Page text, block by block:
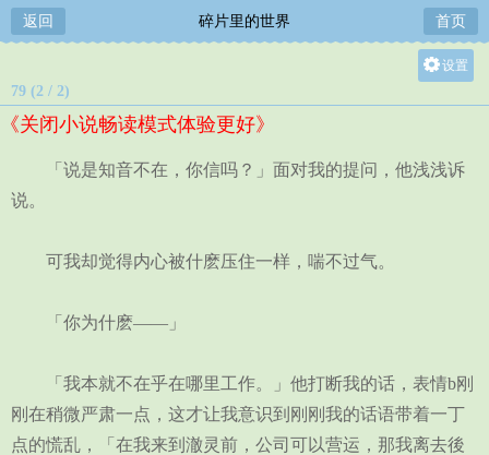
返回 碎片里的世界 首页
设置
中
79 (2 / 2)
《关闭小说畅读模式体验更好》
「说是知音不在，你信吗？」面对我的提问，他浅浅诉
说。
可我却觉得内心被什麽压住一样，喘不过气。
「你为什麽——」
「我本就不在乎在哪里工作。」他打断我的话，表情b刚
刚在稍微严肃一点，这才让我意识到刚刚我的话语带着一丁
点的慌乱，「在我来到澈灵前，公司可以营运，那我离去後